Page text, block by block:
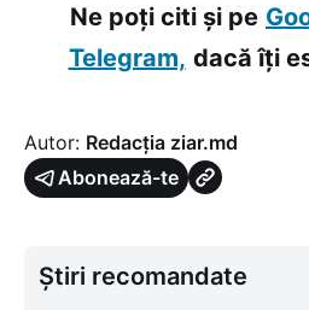
Ne poți citi și pe
Telegram, dacă îți
Autor: Redacția ziar.md
Abonează-te
Știri recomandate